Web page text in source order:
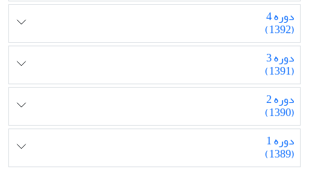
دوره 4
(1392)
دوره 3
(1391)
دوره 2
(1390)
دوره 1
(1389)